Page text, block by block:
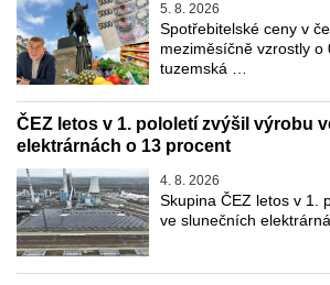
5. 8. 2026
Spotřebitelské ceny v
meziměsíčně vzrostly o
tuzemská …
ČEZ letos v 1. pololetí zvýšil výrobu
elektrárnách o 13 procent
4. 8. 2026
Skupina ČEZ letos v 1.
ve slunečních